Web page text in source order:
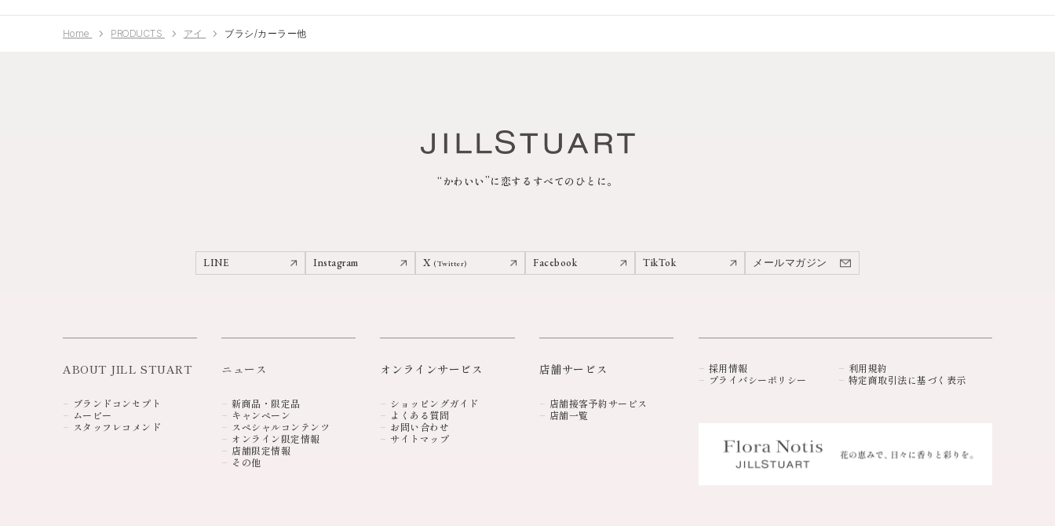
Home PRODUCTS アイ ブラシ/カーラー他
“かわいい”に恋するすべてのひとに。
LINE Instagram X (Twitter) Facebook TikTok メールマガジン
ABOUT JILL STUART
ブランドコンセプト
ムービー
スタッフレコメンド
ニュース
新商品・限定品
キャンペーン
スペシャルコンテンツ
オンライン限定情報
店舗限定情報
その他
オンラインサービス
ショッピングガイド
よくある質問
お問い合わせ
サイトマップ
店舗サービス
店舗接客予約サービス
店舗一覧
採用情報
プライバシーポリシー
利用規約
特定商取引法に基づく表示